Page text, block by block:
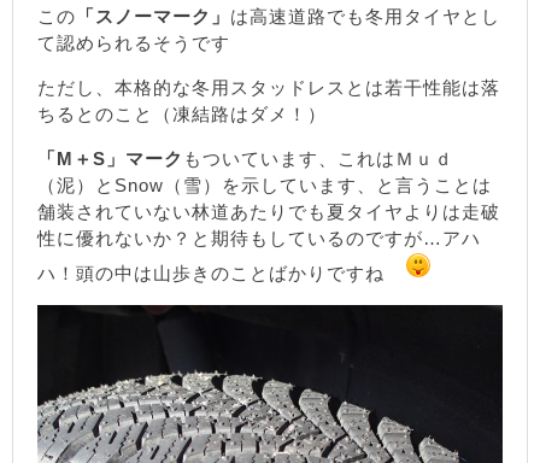
この 「スノーマーク」 は高速道路でも冬用タイヤとし
て認められるそうです
ただし、本格的な冬用スタッドレスとは若干性能は落
ちるとのこと（凍結路はダメ！）
「M＋S」マーク もついています、これはＭｕｄ
（泥）とSnow（雪）を示しています、と言うことは
舗装されていない林道あたりでも夏タイヤよりは走破
性に優れないか？と期待もしているのですが…アハ
ハ！頭の中は山歩きのことばかりですね